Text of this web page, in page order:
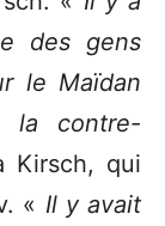
des gens
le Maïdan
la contre-
Kirsch, qui
« Il y avait